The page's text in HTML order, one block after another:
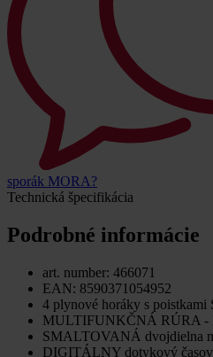
sporák MORA?
Technická špecifikácia
Podrobné informácie
art. number: 466071
EAN: 8590371054952
4 plynové horáky s poistkami
MULTIFUNKČNÁ RÚRA -
SMALTOVANÁ dvojdielna
DIGITÁLNY dotykový